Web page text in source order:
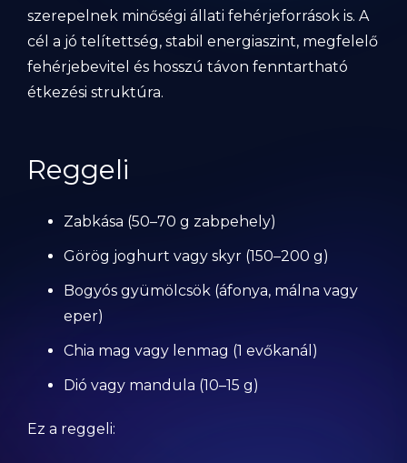
szerepelnek minőségi állati fehérjeforrások is. A
cél a jó telítettség, stabil energiaszint, megfelelő
fehérjebevitel és hosszú távon fenntartható
étkezési struktúra.
Reggeli
Zabkása (50–70 g zabpehely)
Görög joghurt vagy skyr (150–200 g)
Bogyós gyümölcsök (áfonya, málna vagy
eper)
Chia mag vagy lenmag (1 evőkanál)
Dió vagy mandula (10–15 g)
Ez a reggeli: